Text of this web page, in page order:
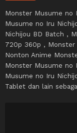
Monster Musume no
Musume no Iru
Nichijou BD Batch ,
720p 360p , Monster
Nonton Anime
Monster Musume no
Musume no Iru
Tablet dan lain